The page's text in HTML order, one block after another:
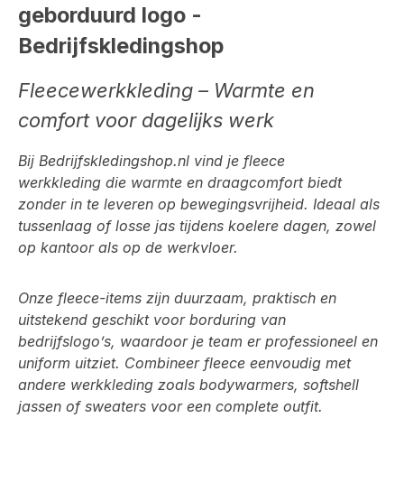
geborduurd logo -
Bedrijfskledingshop
Fleecewerkkleding – Warmte en
comfort voor dagelijks werk
Bij Bedrijfskledingshop.nl vind je fleece
werkkleding die warmte en draagcomfort biedt
zonder in te leveren op bewegingsvrijheid. Ideaal als
tussenlaag of losse jas tijdens koelere dagen, zowel
op kantoor als op de werkvloer.
Onze fleece-items zijn duurzaam, praktisch en
uitstekend geschikt voor borduring van
bedrijfslogo’s, waardoor je team er professioneel en
uniform uitziet. Combineer fleece eenvoudig met
andere werkkleding zoals bodywarmers, softshell
jassen of sweaters voor een complete outfit.